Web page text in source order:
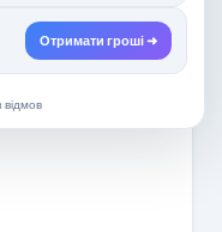
грн, APR ~365%.
Отримати гроші ➜
відмов